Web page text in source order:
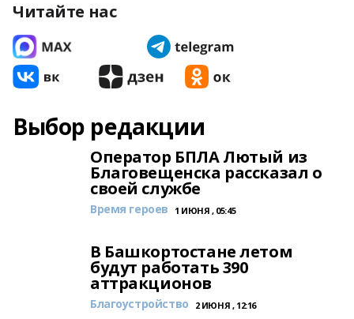
Читайте нас
Выбор редакции
Оператор БПЛА Лютый из
Благовещенска рассказал о
своей службе
Время героев 1 ИЮНЯ , 05:45
В Башкортостане летом
будут работать 390
аттракционов
Благоустройство 2 ИЮНЯ , 12:16